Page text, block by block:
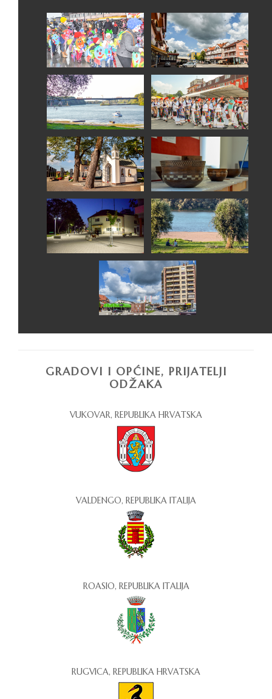
GRADOVI I OPĆINE, PRIJATELJI
ODŽAKA
VUKOVAR, REPUBLIKA HRVATSKA
VALDENGO, REPUBLIKA ITALIJA
ROASIO, REPUBLIKA ITALIJA
RUGVICA, REPUBLIKA HRVATSKA